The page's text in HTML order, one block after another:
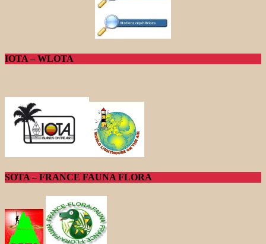
IOTA – WLOTA
SOTA – FRANCE FAUNA FLORA